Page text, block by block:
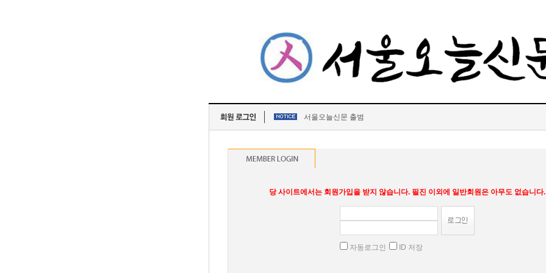
서울오늘신문 출범
당 사이트에서는 회원가입을 받지 않습니다. 필진 이외에 일반회원은 아무도 없습니다.
자동로그인 ID 저장